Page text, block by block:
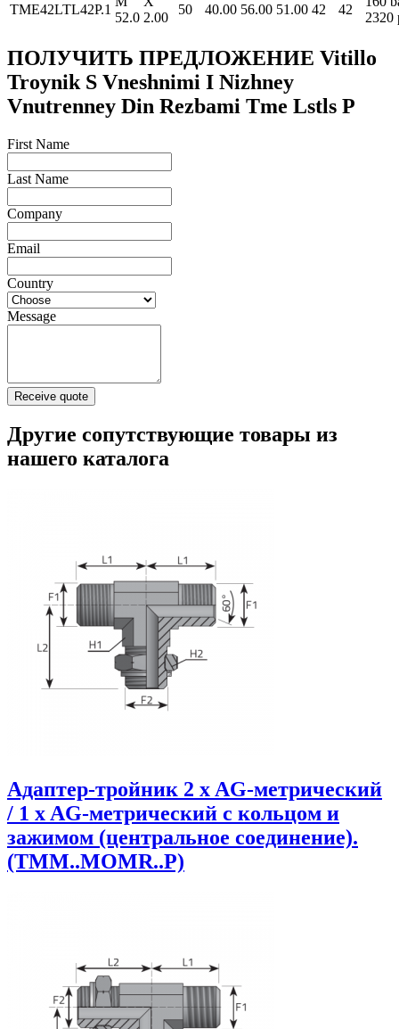
TME42LTL42P.1
52.0 2.00
50 40.00 56.00 51.00 42 42
2320
ПОЛУЧИТЬ ПРЕДЛОЖЕНИЕ Vitillo
Troynik S Vneshnimi I Nizhney
Vnutrenney Din Rezbami Tme Lstls P
First Name
Last Name
Company
Email
Country
Message
Receive quote
Другие сопутствующие товары из
нашего каталога
Адаптер-тройник 2 x AG-метрический
/ 1 x AG-метрический с кольцом и
зажимом (центральное соединение).
(TMM..MOMR..P)